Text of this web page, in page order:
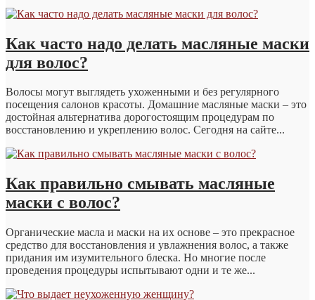
Как часто надо делать масляные маски
для волос?
Волосы могут выглядеть ухоженными и без регулярного
посещения салонов красоты. Домашние масляные маски – это
достойная альтернатива дорогостоящим процедурам по
восстановлению и укреплению волос. Сегодня на сайте...
Как правильно смывать масляные
маски с волос?
Органические масла и маски на их основе – это прекрасное
средство для восстановления и увлажнения волос, а также
придания им изумительного блеска. Но многие после
проведения процедуры испытывают одни и те же...